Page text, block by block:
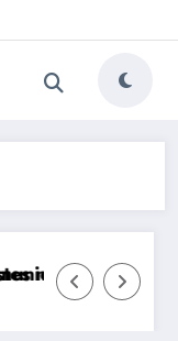
em 2026: Os